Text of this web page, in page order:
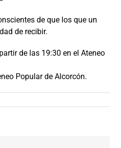
de que los que un
de recibir.
de las 19:30 en el Ateneo
Popular de Alcorcón.